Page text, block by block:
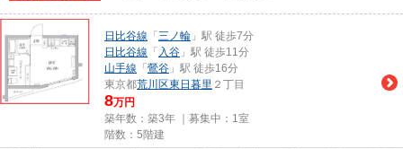
日比谷線 「 三ノ輪 」駅 徒歩7分
日比谷線 「 入谷 」駅 徒歩11分
山手線 「 鶯谷 」駅 徒歩16分
東京都荒川区東日暮里 ２丁目
8万円
築年数：築3年 ｜募集中： 1室
階数：5階建